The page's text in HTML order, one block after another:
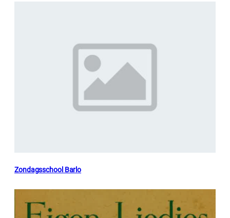
Zondagsschool Barlo